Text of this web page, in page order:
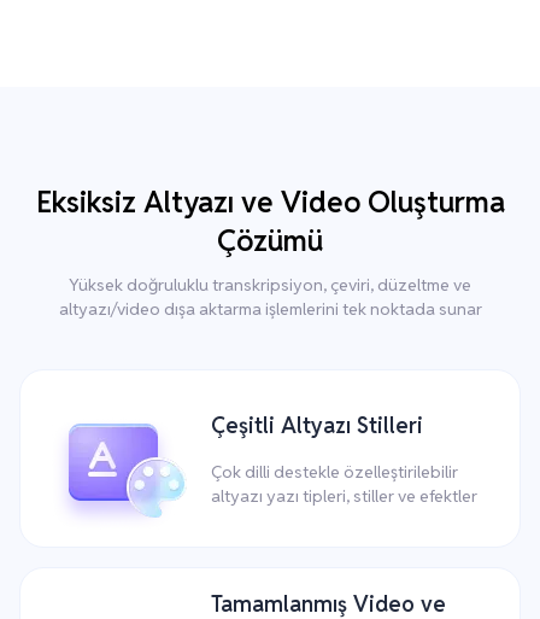
Eksiksiz Altyazı ve Video Oluşturma
Çözümü
Yüksek doğruluklu transkripsiyon, çeviri, düzeltme ve
altyazı/video dışa aktarma işlemlerini tek noktada sunar
Çeşitli Altyazı Stilleri
Çok dilli destekle özelleştirilebilir
altyazı yazı tipleri, stiller ve efektler
Tamamlanmış Video ve